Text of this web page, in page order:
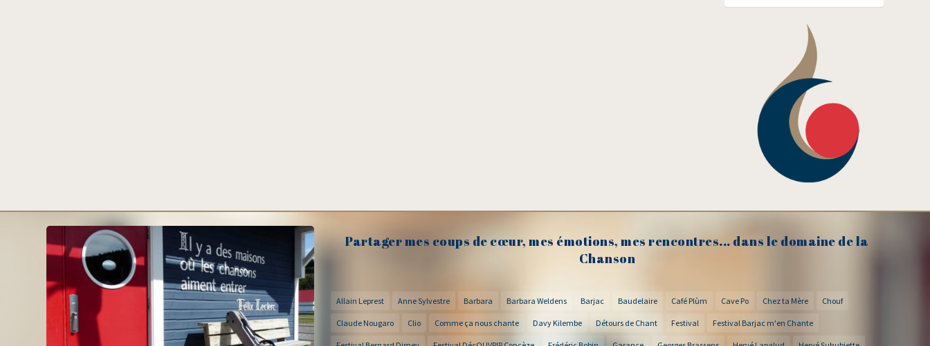
Partager mes coups de cœur, mes émotions, mes rencontres... dans le domaine de la
Chanson
Allain Leprest Anne Sylvestre Barbara Barbara Weldens Barjac Baudelaire Café Plùm Cave Po Chez ta Mère Chouf
Claude Nougaro Clio Comme ça nous chante Davy Kilembe Détours de Chant Festival Festival Barjac m'en Chante